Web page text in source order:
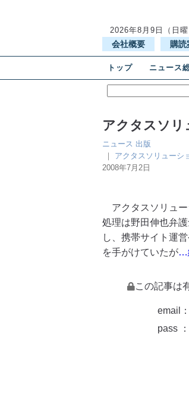
2026年8月9日（日曜
会社概要 購読
トップ ニュース
アクタスソリ
ニュース 出版
｜ アクタスソリューシ
2008年7月2日
アクタスソリュー
処理は野田伸也弁
し、携帯サイト運
を手がけていたが…
この記事は
email：
pass ：